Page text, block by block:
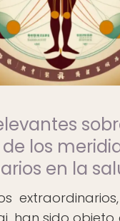
los
en la